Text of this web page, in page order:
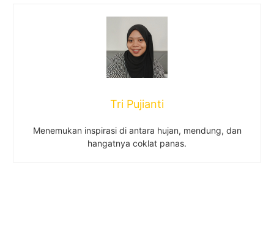
Tri Pujianti
Menemukan inspirasi di antara hujan, mendung, dan
hangatnya coklat panas.